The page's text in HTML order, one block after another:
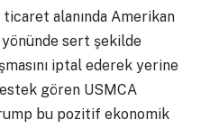
ticaret alanında Amerikan
yönünde sert şekilde
iptal ederek yerine
gören USMCA
bu pozitif ekonomik